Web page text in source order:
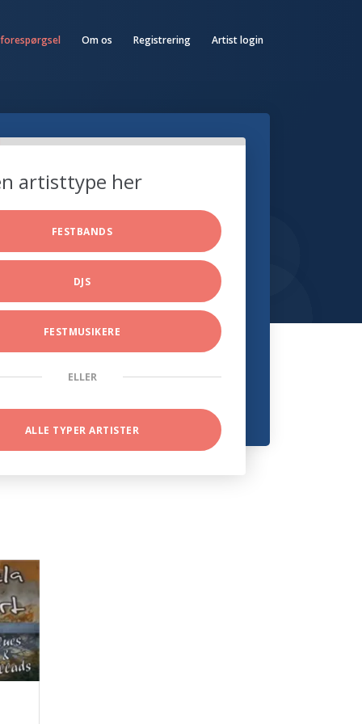
Om os Registrering Artist login
artisttype her
FESTBANDS
DJS
FESTMUSIKERE
ELLER
ALLE TYPER ARTISTER